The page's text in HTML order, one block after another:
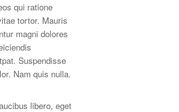
qui ratione
tortor. Mauris
magni dolores
Suspendisse
Nam quis nulla.
libero, eget